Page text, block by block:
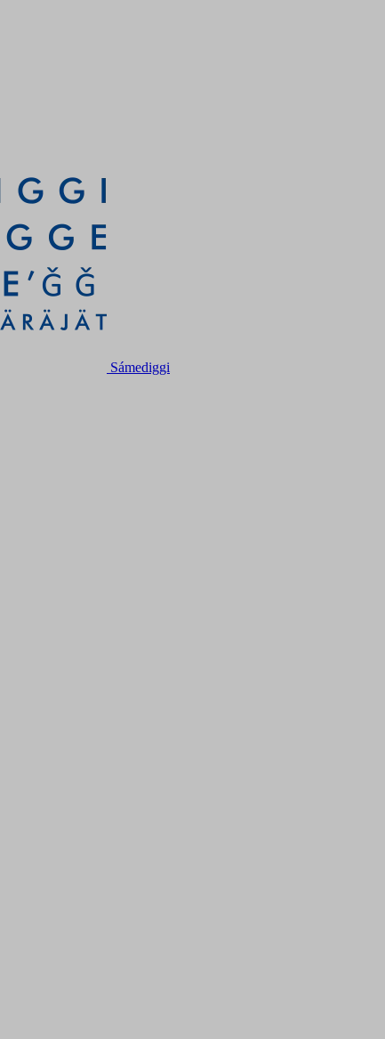
Sámediggi